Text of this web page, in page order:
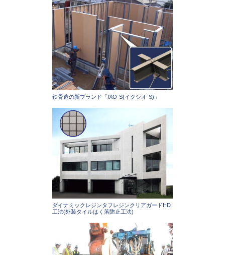
鉄骨造の新ブランド「IXO-S(イクシオ-S)」
ダイナミックレジンタフレジンクリアガードHD
工法(外装タイルはく落防止工法)